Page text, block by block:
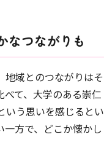
なつながりも
地域とのつながりはそ
て、大学のある崇仁
いう思いを感じるとい
方で、どこか懐かし